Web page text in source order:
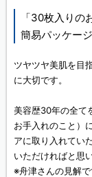
「30枚入りの
簡易パッケー
ツヤツヤ美肌を目
に大切です。
美容歴30年の全て
お手入れのこと）
アに取り入れてい
いただければと思
※舟津さんの見解で